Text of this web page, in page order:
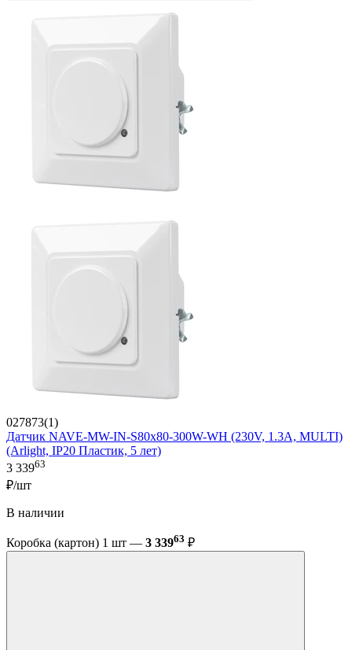
027873(1)
Датчик NAVE-MW-IN-S80x80-300W-WH (230V, 1.3A, MULTI)
(Arlight, IP20 Пластик, 5 лет)
3 33963
₽/шт
В наличии
Коробка (картон) 1 шт — 3 33963 ₽